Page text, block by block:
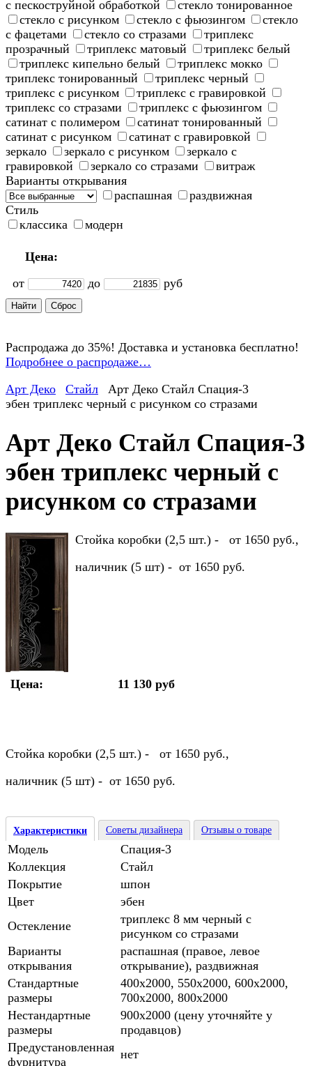
с пескоструйной обработкой
стекло тонированное
стекло с рисунком
стекло с фьюзингом
стекло
с фацетами
стекло со стразами
триплекс
прозрачный
триплекс матовый
триплекс белый
триплекс кипельно белый
триплекс мокко
триплекс тонированный
триплекс черный
триплекс с рисунком
триплекс с гравировкой
триплекс со стразами
триплекс с фьюзингом
сатинат с полимером
сатинат тонированный
сатинат с рисунком
сатинат с гравировкой
зеркало
зеркало с рисунком
зеркало с
гравировкой
зеркало со стразами
витраж
Варианты открывания
распашная
раздвижная
Стиль
классика
модерн
Цена:
от
до руб
Распродажа до 35%! Доставка и установка бесплатно!
Подробнее о распродаже…
Арт Деко
Стайл
Арт Деко Стайл Спация-3
эбен триплекс черный с рисунком cо стразами
Арт Деко Стайл Спация-3
эбен триплекс черный с
рисунком cо стразами
Стойка коробки (2,5 шт.) - от 1650 руб.,
наличник (5 шт) - от 1650 руб.
Цена: 11 130 руб
Стойка коробки (2,5 шт.) - от 1650 руб.,
наличник (5 шт) - от 1650 руб.
Характеристики Советы дизайнера Отзывы о товаре
Модель
Спация-3
Коллекция
Стайл
Покрытие
шпон
Цвет
эбен
Остекление
триплекс 8 мм черный с
рисунком cо стразами
Варианты
открывания
распашная (правое, левое
открывание), раздвижная
Стандартные
размеры
400х2000, 550х2000, 600х2000,
700х2000, 800х2000
Нестандартные
размеры
900х2000 (цену уточняйте у
продавцов)
Предустановленная
фурнитура
нет